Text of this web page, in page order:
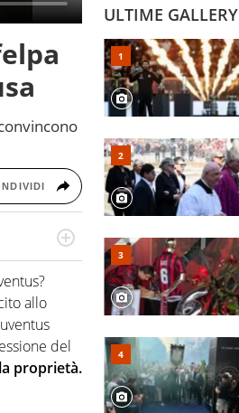
quando ha
allo
del
proprietà.
ULTIME GALLERY